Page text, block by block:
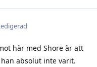
här med Shore är att
absolut inte varit.